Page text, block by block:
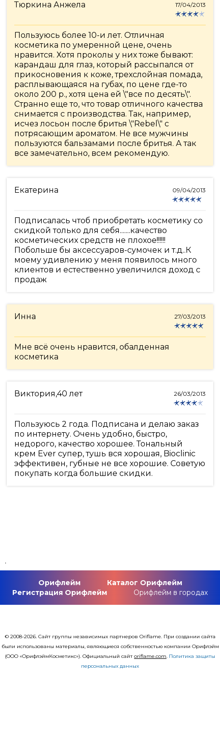
Тюркина Анжела 17/04/2013
Пользуюсь более 10-и лет. Отличная
косметика по умеренной цене, очень
нравится. Хотя проколы у них тоже бывают:
карандаш для глаз, который рассыпался от
прикосновения к коже, трехслойная помада,
расплывающаяся на губах, по цене где-то
около 200 р., хотя цена ей \"все по десять\".
Странно еще то, что товар отличного качества
снимается с производства. Так, например,
исчез лосьон после бритья \"Rebel\" с
потрясающим ароматом. Не все мужчины
пользуются бальзамами после бритья. А так
все замечательно, всем рекомендую.
Екатерина 09/04/2013
Подписалась чтоб приобретать косметику со
скидкой только для себя.......качество
косметических средств не плохое!!!!!!
Побольше бы аксессуаров-сумочек и т.д..К
моему удивлению у меня появилось много
клиентов и естественно увеличился доход с
продаж
Инна 27/03/2013
Мне всё очень нравится, обалденная
косметика
Виктория,40 лет 26/03/2013
Пользуюсь 2 года. Подписана и делаю заказ
по интернету. Очень удобно, быстро,
недорого, качество хорошее. Тональный
крем Ever супер, тушь вся хорошая, Bioclinic
эффективен, губные не все хорошие. Советую
покупать когда большие скидки.
.
Орифлейм
Каталог Орифлейм
Регистрация Орифлейм
Орифлейм в городах
© 2008-2026. Сайт группы независимых партнеров Oriflame. При создании сайта
были использованы материалы, являющиеся собственностью компании Орифлэйм
(ООО «ОрифлэймКосметикс»). Официальный сайт оriflаme.com. Политика защиты
персональных данных